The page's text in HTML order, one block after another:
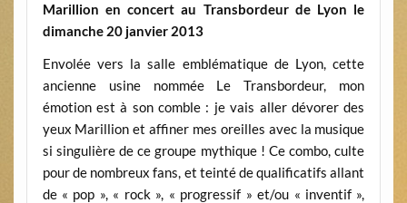
Marillion en concert au Transbordeur de Lyon le
dimanche 20 janvier 2013
Envolée vers la salle emblématique de Lyon, cette
ancienne usine nommée Le Transbordeur, mon
émotion est à son comble : je vais aller dévorer des
yeux Marillion et affiner mes oreilles avec la musique
si singulière de ce groupe mythique ! Ce combo, culte
pour de nombreux fans, et teinté de qualificatifs allant
de « pop », « rock », « progressif » et/ou « inventif »,